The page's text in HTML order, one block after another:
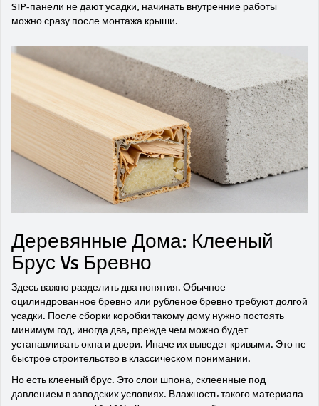
SIP-панели не дают усадки, начинать внутренние работы
можно сразу после монтажа крыши.
Деревянные Дома: Клееный
Брус Vs Бревно
Здесь важно разделить два понятия. Обычное
оцилиндрованное бревно или рубленое бревно требуют долгой
усадки. После сборки коробки такому дому нужно постоять
минимум год, иногда два, прежде чем можно будет
устанавливать окна и двери. Иначе их выведет кривыми. Это не
быстрое строительство в классическом понимании.
Но есть клееный брус. Это слои шпона, склеенные под
давлением в заводских условиях. Влажность такого материала